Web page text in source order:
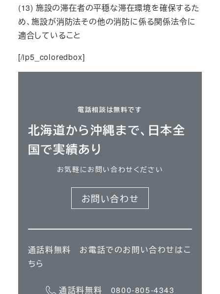
(13) 施設の滞在者の平穏な滞在環境を確保するた
め、施設が消防法その他の消防に係る関係法令に
適合していること
[/ip5_coloredbox]
電話相談は無料です
北海道から沖縄まで、日本全
国で実績あり
お気軽にお問い合わせください
お問い合わせ
通話料無料 お電話でのお問い合わせはこ
ちら
通話料無料 0800-805-4343